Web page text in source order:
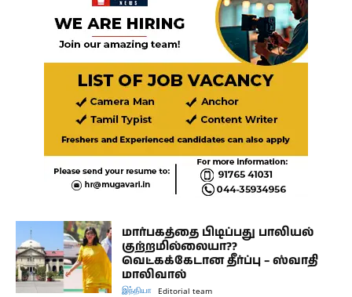
மார்பகத்தை பிடிப்பது பாலியல்
குற்றமில்லையா??
வெட்கக்கேடான தீர்ப்பு – ஸ்வாதி
மாலிவால்
இந்தியா Editorial team